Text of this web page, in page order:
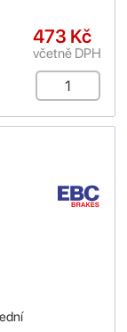
473 Kč
včetně DPH